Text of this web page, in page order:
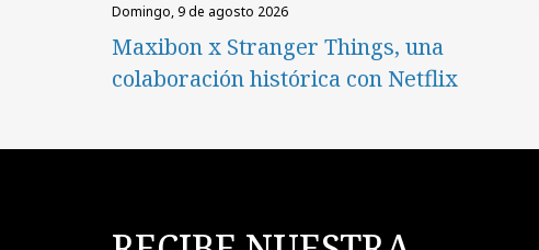
domingo, 9 de agosto 2026
Maxibon x Stranger Things, una
colaboración histórica con Netflix